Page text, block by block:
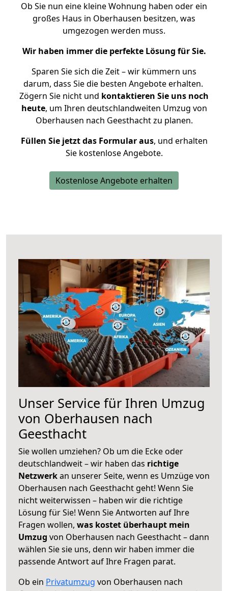
Ob Sie nun eine kleine Wohnung haben oder ein
großes Haus in Oberhausen besitzen, was
umgezogen werden muss.
Wir haben immer die perfekte Lösung für Sie.
Sparen Sie sich die Zeit – wir kümmern uns
darum, dass Sie die besten Angebote erhalten.
Zögern Sie nicht und kontaktieren Sie uns noch
heute, um Ihren deutschlandweiten Umzug von
Oberhausen nach Geesthacht zu planen.
Füllen Sie jetzt das Formular aus, und erhalten
Sie kostenlose Angebote.
Kostenlose Angebote erhalten
Unser Service für Ihren Umzug
von Oberhausen nach
Geesthacht
Sie wollen umziehen? Ob um die Ecke oder
deutschlandweit – wir haben das richtige
Netzwerkan unserer Seite, wenn es Umzüge von
Oberhausen nach Geesthacht geht! Wenn Sie
nicht weiterwissen – haben wir die richtige
Lösung für Sie! Wenn Sie Antworten auf Ihre
Fragen wollen, was kostet überhaupt mein
Umzug von Oberhausen nach Geesthacht – dann
wählen Sie sie uns, denn wir haben immer die
passende Antwort auf Ihre Fragen parat.
Ob ein Privatumzug von Oberhausen nach